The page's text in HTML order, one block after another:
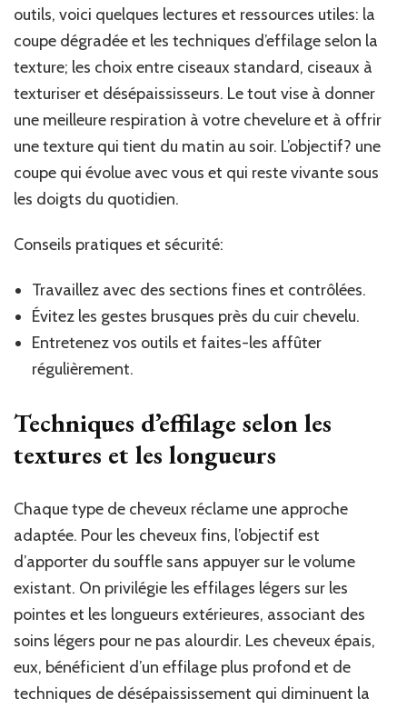
outils, voici quelques lectures et ressources utiles: la
coupe dégradée et les techniques d’effilage selon la
texture; les choix entre ciseaux standard, ciseaux à
texturiser et désépaississeurs. Le tout vise à donner
une meilleure respiration à votre chevelure et à offrir
une texture qui tient du matin au soir. L’objectif? une
coupe qui évolue avec vous et qui reste vivante sous
les doigts du quotidien.
Conseils pratiques et sécurité:
Travaillez avec des sections fines et contrôlées.
Évitez les gestes brusques près du cuir chevelu.
Entretenez vos outils et faites-les affûter
régulièrement.
Techniques d’effilage selon les
textures et les longueurs
Chaque type de cheveux réclame une approche
adaptée. Pour les cheveux fins, l’objectif est
d’apporter du souffle sans appuyer sur le volume
existant. On privilégie les effilages légers sur les
pointes et les longueurs extérieures, associant des
soins légers pour ne pas alourdir. Les cheveux épais,
eux, bénéficient d’un effilage plus profond et de
techniques de désépaississement qui diminuent la